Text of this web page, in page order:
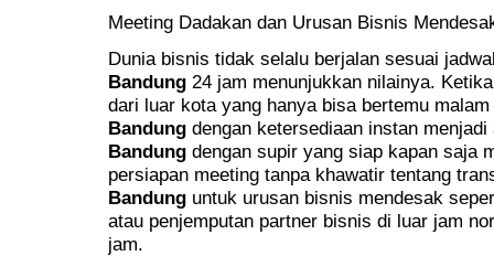
Meeting Dadakan dan Urusan Bisnis
Dunia bisnis tidak selalu berjalan sesuai
Bandung 24 jam menunjukkan nilainya.
dari luar kota yang hanya bisa bertemu
Bandung dengan ketersediaan instan
Bandung dengan supir yang siap kapan saja
persiapan meeting tanpa khawatir tentang
Bandung untuk urusan bisnis mendesak
atau penjemputan partner bisnis di luar jam
jam.